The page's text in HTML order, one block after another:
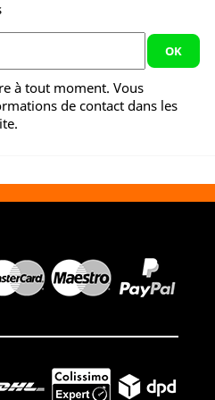
à tout moment. Vous
de contact dans les